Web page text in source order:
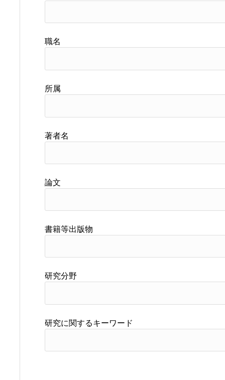
職名
所属
著者名
論文
書籍等出版物
研究分野
研究に関するキーワード